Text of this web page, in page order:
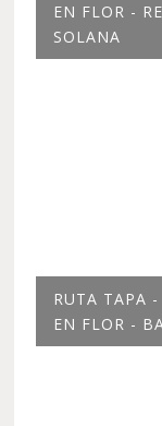
EN FLOR -
SOLANA
RUTA TAPA
EN FLOR -